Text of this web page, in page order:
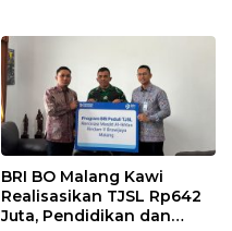
Masyarakat
BRI BO Malang Kawi
Realisasikan TJSL Rp642
Juta, Pendidikan dan